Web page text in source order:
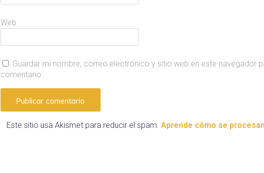
Web
Guardar mi nombre, correo electrónico y sitio web en este navegador
comentario.
Este sitio usa Akismet para reducir el spam. Aprende cómo se